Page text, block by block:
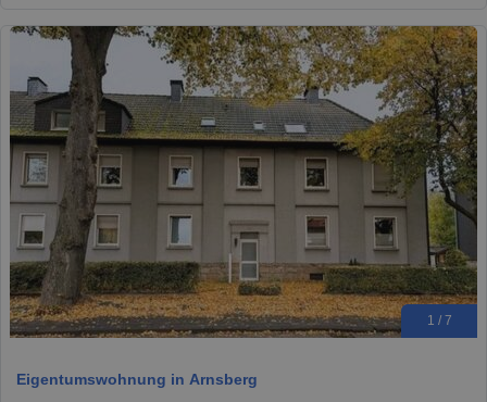
1 / 7
Eigentumswohnung in Arnsberg